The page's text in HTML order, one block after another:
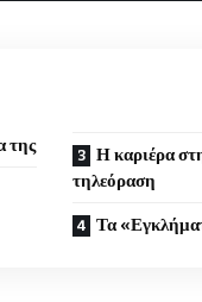
της
Η καριέρα
τηλεόραση
Τα